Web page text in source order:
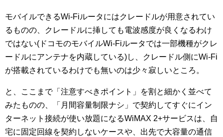
モバイルできるWi-Fiルータにはクレードルが用意されてい
るものの、クレードルに挿しても電波感度が良くなるわけ
ではない(ドコモのモバイルWi-Fiルータでは一部機種がクレ
ードルにアンテナを内蔵している)し、クレードル側にWi-Fi
が搭載されているわけでも無いのは少々寂しいところ。
と、ここまで「注意すべきポイント」を割と細かく並べて
みたものの、「月間容量制限ナシ」で契約してすぐにイン
ターネット接続が使い放題になるWiMAX 2+サービスは、自
宅に固定回線を契約しないケースや、出先で大容量の通信